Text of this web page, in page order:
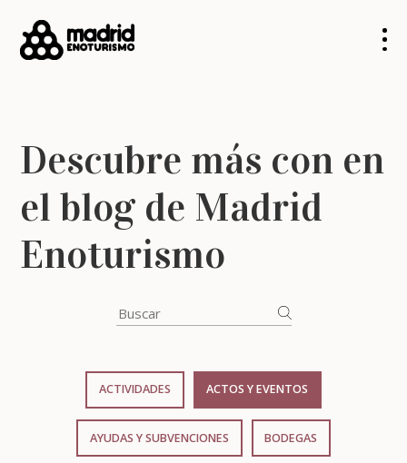
Descubre más con en
el blog de Madrid
Enoturismo
ACTIVIDADES ACTOS Y EVENTOS
AYUDAS Y SUBVENCIONES BODEGAS